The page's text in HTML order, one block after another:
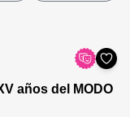
años del MODO